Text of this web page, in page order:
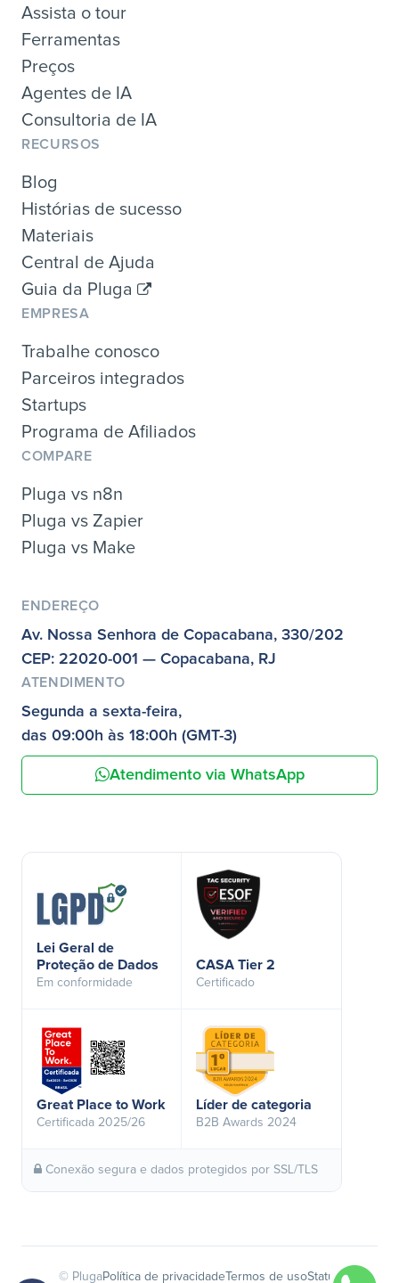
Assista o tour
Ferramentas
Preços
Agentes de IA
Consultoria de IA
RECURSOS
Blog
Histórias de sucesso
Materiais
Central de Ajuda
Guia da Pluga
EMPRESA
Trabalhe conosco
Parceiros integrados
Startups
Programa de Afiliados
COMPARE
Pluga vs n8n
Pluga vs Zapier
Pluga vs Make
ENDEREÇO
Av. Nossa Senhora de Copacabana, 330/202
CEP: 22020-001 — Copacabana, RJ
ATENDIMENTO
Segunda a sexta-feira,
das 09:00h às 18:00h (GMT-3)
Atendimento via WhatsApp
Lei Geral de
Proteção de Dados
Em conformidade
CASA Tier 2
Certificado
Great Place to Work
Certificada 2025/26
Líder de categoria
B2B Awards 2024
Conexão segura e dados protegidos por SSL/TLS
© PlugaPolítica de privacidadeTermos de usoStatus